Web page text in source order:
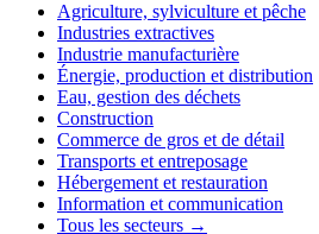
Agriculture, sylviculture et pêche
Industries extractives
Industrie manufacturière
Énergie, production et distribution
Eau, gestion des déchets
Construction
Commerce de gros et de détail
Transports et entreposage
Hébergement et restauration
Information et communication
Tous les secteurs →